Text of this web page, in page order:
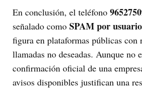
En conclusión, el teléfono
señalado como SPAM por
figura en plataformas públicas con
llamadas no deseadas. Aunque no
confirmación oficial de una
avisos disponibles justifican una